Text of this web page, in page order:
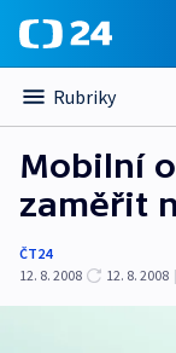
Rubriky
Mobilní
zaměřit
ČT24
12. 8. 2008
12. 8. 2008 |